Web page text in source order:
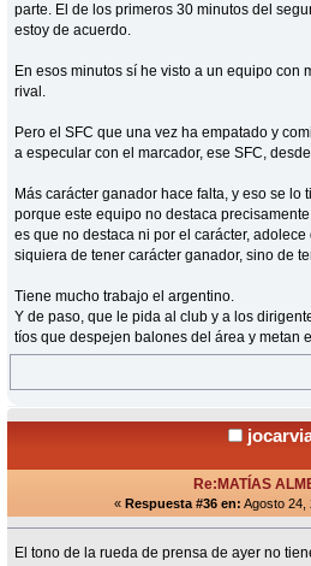
parte. El de los primeros 30 minutos del
estoy de acuerdo.
En esos minutos sí he visto a un equipo con
rival.
Pero el SFC que una vez ha empatado y
a especular con el marcador, ese SFC,
Más carácter ganador hace falta, y eso se
porque este equipo no destaca
es que no destaca ni por el carácter,
siquiera de tener carácter ganador, sino de
Tiene mucho trabajo el argentino.
Y de paso, que le pida al club y a los
tíos que despejen balones del área y metan
Re:MATÍAS
« Respuesta #36 en: Agosto 24,
El tono de la rueda de prensa de ayer no